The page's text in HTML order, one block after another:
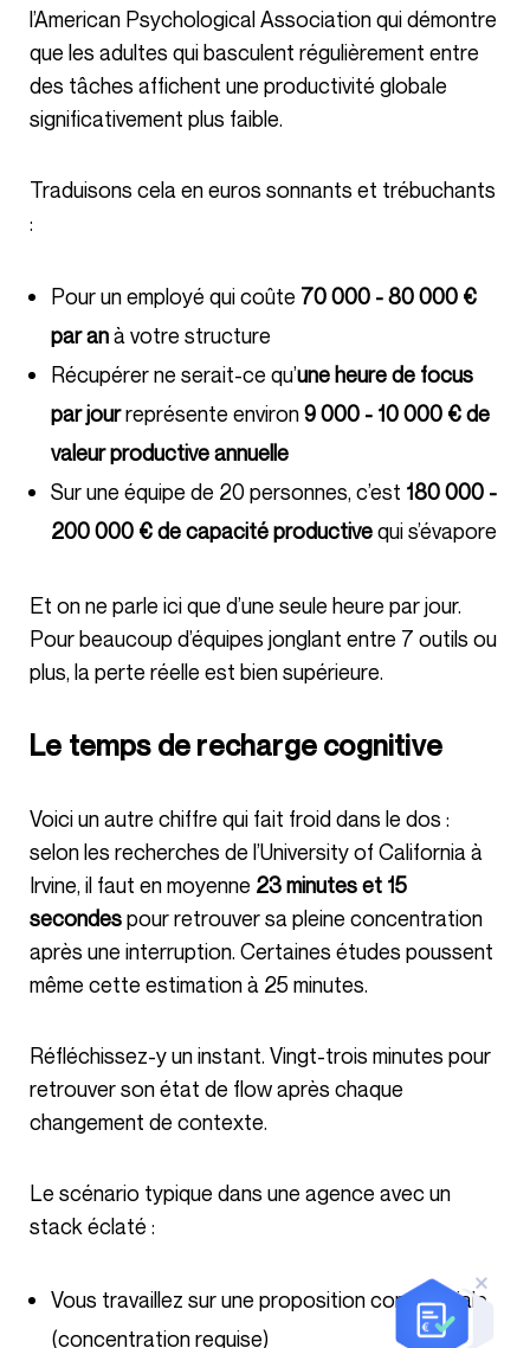
l’American Psychological Association qui démontre
que les adultes qui basculent régulièrement entre
des tâches affichent une productivité globale
significativement plus faible.
Traduisons cela en euros sonnants et trébuchants
:
Pour un employé qui coûte 70 000 - 80 000 €
par anà votre structure
Récupérer ne serait-ce qu’une heure de focus
par jourreprésente environ9 000 - 10 000 € de
valeur productive annuelle
Sur une équipe de 20 personnes, c’est 180 000 -
200 000 € de capacité productivequi s’évapore
Et on ne parle ici que d’une seule heure par jour.
Pour beaucoup d’équipes jonglant entre 7 outils ou
plus, la perte réelle est bien supérieure.
Le temps de recharge cognitive
Voici un autre chiffre qui fait froid dans le dos :
selon les recherches de l’University of California à
Irvine, il faut en moyenne 23 minutes et 15
secondespour retrouver sa pleine concentration
après une interruption. Certaines études poussent
même cette estimation à 25 minutes.
Réfléchissez-y un instant. Vingt-trois minutes pour
retrouver son état de flow après chaque
changement de contexte.
Le scénario typique dans une agence avec un
stack éclaté :
Vous travaillez sur une proposition commerciale
(concentration requise)